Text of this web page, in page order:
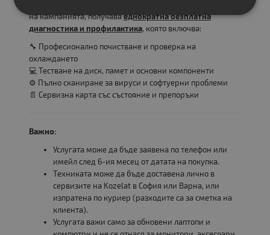
на кампанията, получаваеднократна безплатна
диагностика и профилактика, която включва:
🔧 Професионално почистване и проверка на
охлаждането
💻 Тестване на диск, памет и основни компоненти
⚙️ Пълно сканиране за вируси и софтуерни проблеми
📄 Сервизна карта със състояние и препоръки
Важно:
Услугата може да бъде заявена по телефон или
имейл след 6-ия месец от датата на покупка.
Техниката може да бъде доставена лично в
сервизите на Kozelat в София или Варна, или
изпратена по куриер (разходите са за сметка на
клиента).
Услугата важи само за обновени лаптопи и